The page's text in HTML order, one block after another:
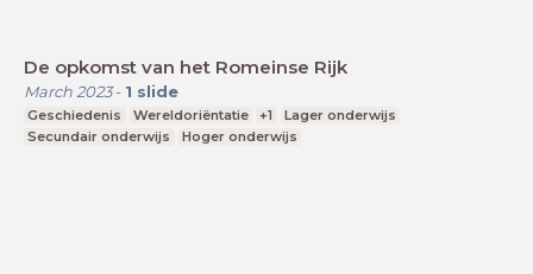
De opkomst van het Romeinse Rijk
March 2023- 1 slide
Geschiedenis Wereldoriëntatie +1
Lager onderwijs
Secundair onderwijs
Hoger onderwijs